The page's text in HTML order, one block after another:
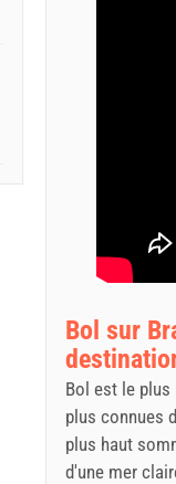
Bol sur
Bol est le
plus connues
plus haut
d'une mer